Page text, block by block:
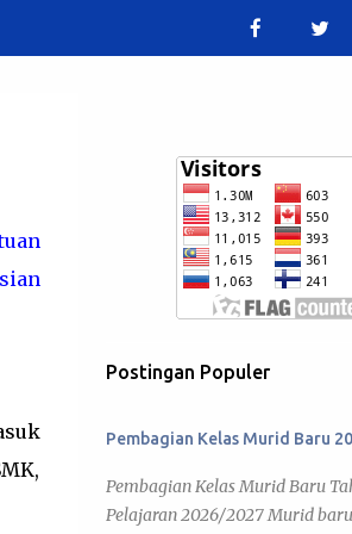
Postingan Populer
Pembagian Kelas Murid Baru
Pembagian Kelas Murid Baru
Pelajaran 2026/2027 Murid